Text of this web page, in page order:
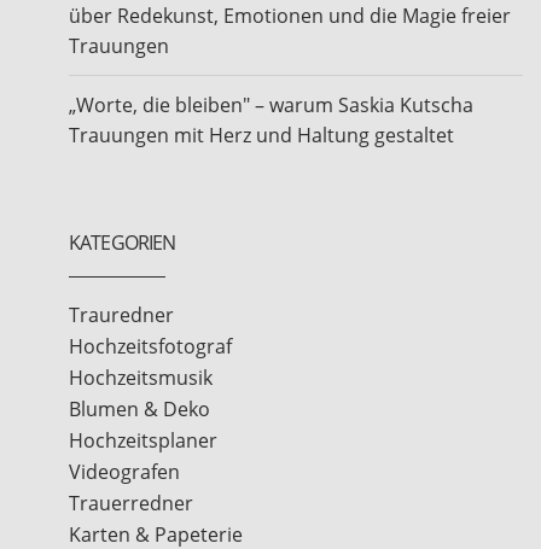
über Redekunst, Emotionen und die Magie freier
Trauungen
„Worte, die bleiben" – warum Saskia Kutscha
Trauungen mit Herz und Haltung gestaltet
KATEGORIEN
Trauredner
Hochzeitsfotograf
Hochzeitsmusik
Blumen & Deko
Hochzeitsplaner
Videografen
Trauerredner
Karten & Papeterie